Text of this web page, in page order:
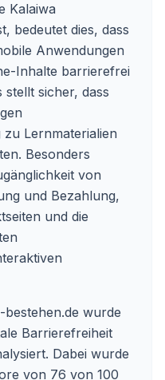
Kalaiwa
bedeutet dies, dass
Anwendungen
Inhalte barrierefrei
stellt sicher, dass
Lernmaterialien
Besonders
von
und Bezahlung,
und die
wurde
Barrierefreiheit
Dabei wurde
von 76 von 100